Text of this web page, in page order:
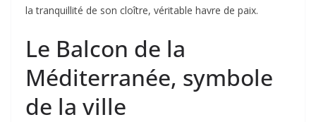
la tranquillité de son cloître, véritable havre de paix.
Le Balcon de la
Méditerranée, symbole
de la ville